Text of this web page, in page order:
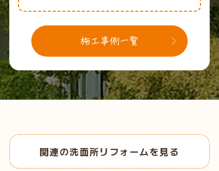
関連の洗面所リフォームを見る